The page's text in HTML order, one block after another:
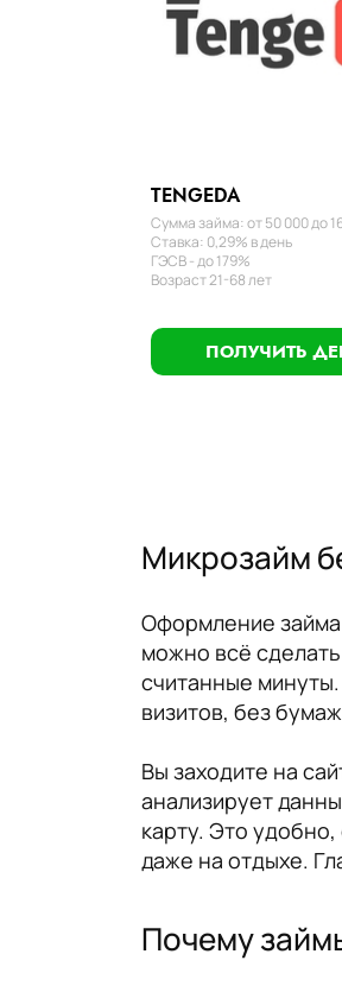
TENGEDA
Сумма займа: от 50 000 до
Ставка: 0,29% в день
ГЭСВ - до 179%
Возраст 21-68 лет
ПОЛУЧИТЬ
Микрозайм
Оформление займа
можно всё
считанные
визитов, без
Вы заходите на
анализирует
карту. Это
даже на отдыхе.
Почему